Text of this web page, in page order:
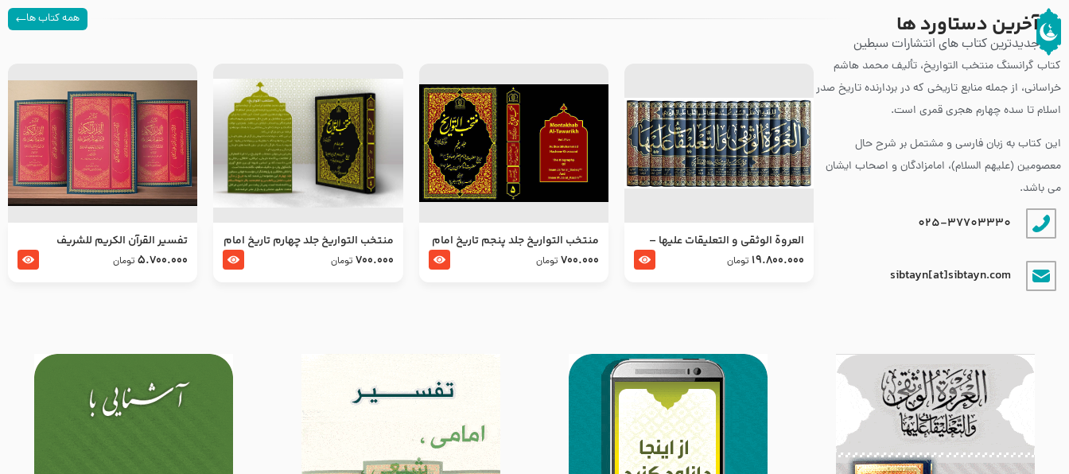
آخرین دستاورد ها
جدیدترین کتاب های انتشارات سبطین
همه کتاب ها
کتاب گرانسنگ منتخب التواريخ، تألیف محمد هاشم
خراسانی، از جمله منابع تاریخی که در بردارنده تاریخ صدر
اسلام تا سده چهارم هجری قمری است.
این کتاب به زبان فارسی و مشتمل بر شرح حال
معصومین (علیهم السلام)، امامزادگان و اصحاب ایشان
می باشد.
025-37703330
sibtayn[at]sibtayn.com
العروة الوثقى و التعليقات عليها –
طرح جدید
19.800.000 تومان
منتخب التواریخ جلد پنجم تاریخ امام
جعفر صادق و امام موسی بن جعفر
700.000 تومان
منتخب التواریخ جلد چهارم تاریخ امام
زین العابدین و امام محمد باقر
700.000 تومان
تفسير القرآن الكريم للشريف
المرتضي قدس سرّه
5.700.000 تومان